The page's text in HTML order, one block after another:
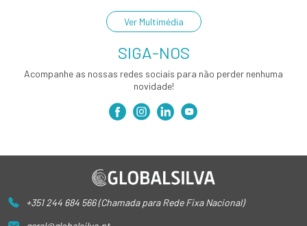
Ver Multimédia
SIGA-NOS
Acompanhe as nossas redes sociais para não perder nenhuma
novidade!
+351 244 684 566 (Chamada para Rede Fixa Nacional)